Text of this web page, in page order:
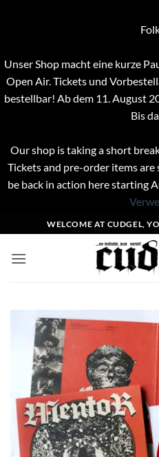
Unser Shop macht eine kurze
Open Air. Tickets und
bestellbar! Ab dem 11. August
Bis
Our shop is taking a short
Tickets and pre-order items are
be back in action here starting
Inhalt
springen
WELCOME AT CUDGEL,